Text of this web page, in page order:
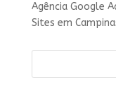
Agência Google
Sites em